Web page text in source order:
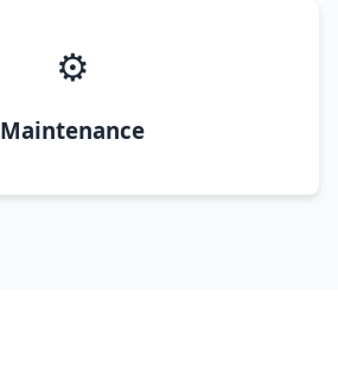
⚙️
Maintenance